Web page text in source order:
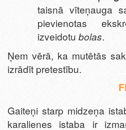
taisnā vīteņauga
pievienotas
izveidotu bolas.
Ņem vērā, ka mutētās
izrādīt pretestību.
Gaiteņi starp midzeņa
karalienes istaba ir